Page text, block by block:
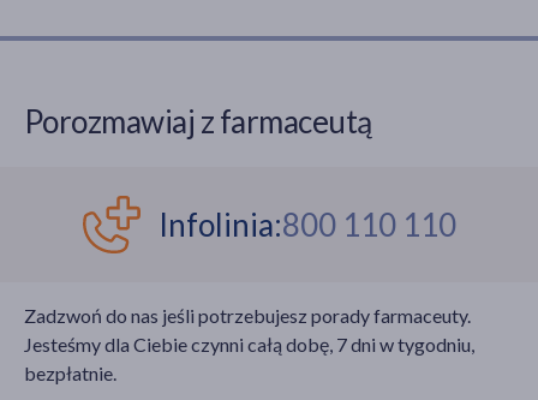
Porozmawiaj z farmaceutą
Infolinia:800 110 110
Zadzwoń do nas jeśli potrzebujesz porady farmaceuty.
Jesteśmy dla Ciebie czynni całą dobę, 7 dni w tygodniu,
bezpłatnie.